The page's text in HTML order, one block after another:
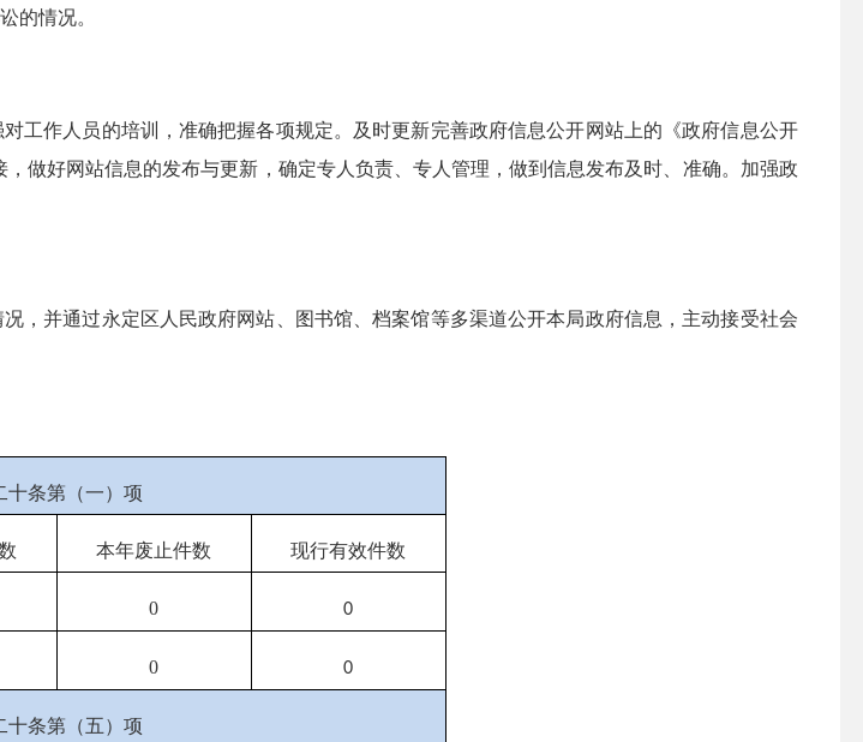
的情况。
工作人员的培训，准确把握各项规定。及时更新完善政府信息公开网站上的《政府信息公开
做好网站信息的发布与更新，确定专人负责、专人管理，做到信息发布及时、准确。加强政
，并通过永定区人民政府网站、图书馆、档案馆等多渠道公开本局政府信息，主动接受社会
十条第（一）项
本年废止件数 现行有效件数
0 0
0 0
十条第（五）项